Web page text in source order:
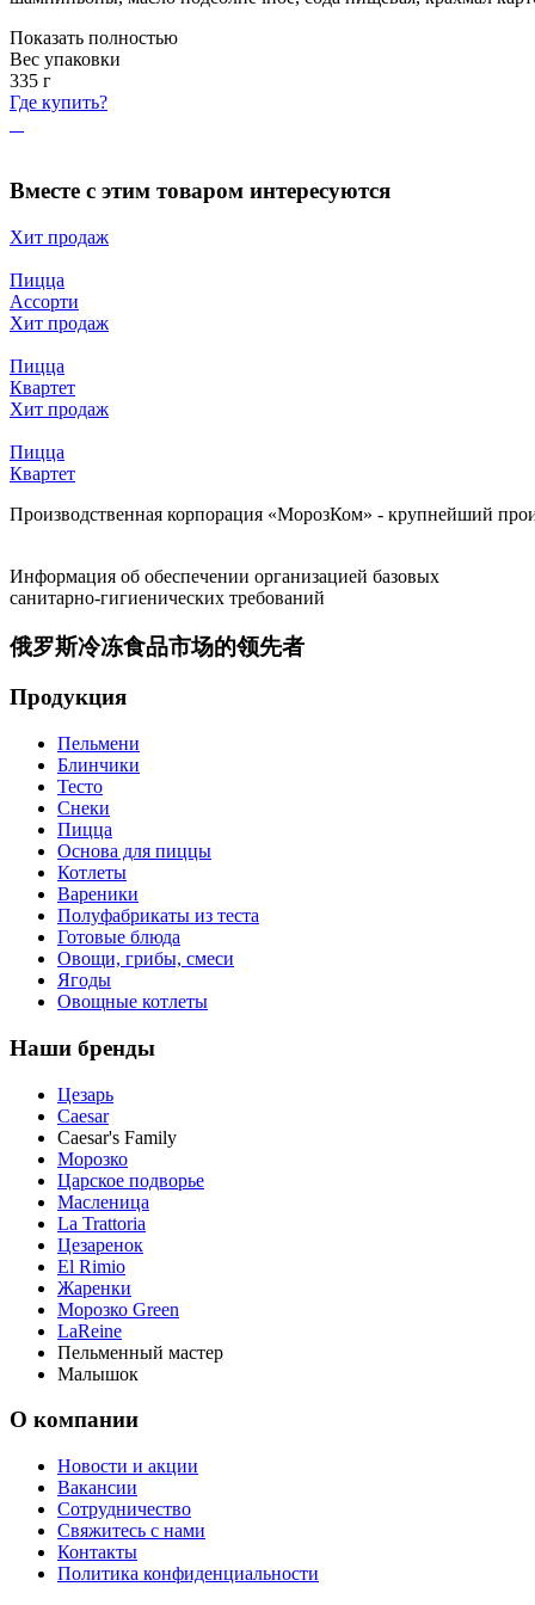
Показать полностью
Вес упаковки
335 г
Где купить?
Вместе с этим товаром интересуются
Хит продаж
Пицца
Ассорти
Хит продаж
Пицца
Квартет
Хит продаж
Пицца
Квартет
Производственная корпорация «МорозКом» - крупнейший
Информация об обеспечении организацией базовых
санитарно-гигиенических требований
俄罗斯冷冻食品市场的领先者
Продукция
Пельмени
Блинчики
Тесто
Снеки
Пицца
Основа для пиццы
Котлеты
Вареники
Полуфабрикаты из теста
Готовые блюда
Овощи, грибы, смеси
Ягоды
Овощные котлеты
Наши бренды
Цезарь
Caesar
Caesar's Family
Морозко
Царское подворье
Масленица
La Trattoria
Цезаренок
El Rimio
Жаренки
Морозко Green
LaReine
Пельменный мастер
Малышок
О компании
Новости и акции
Вакансии
Сотрудничество
Свяжитесь с нами
Контакты
Политика конфиденциальности